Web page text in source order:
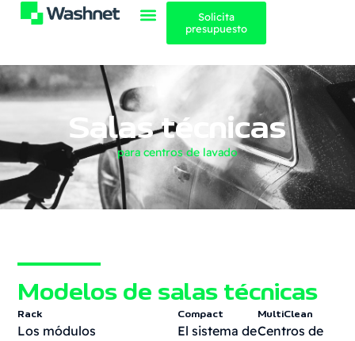
contenido
Solicita
presupuesto
Salas técnicas
para centros de lavado
Modelos de salas técnicas
Rack
Los módulos
Compact
El sistema de
MultiClean
Centros de